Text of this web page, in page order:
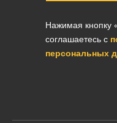
Нажимая кнопку
соглашаетесь с
персональных